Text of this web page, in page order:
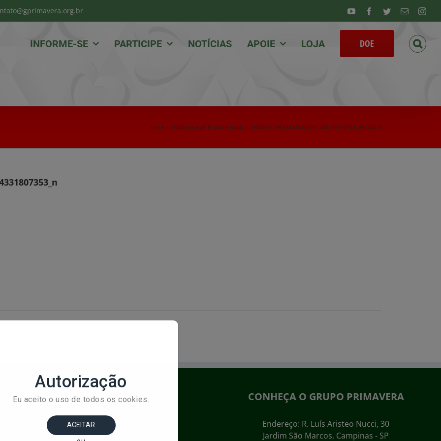
YoutubeFacebook
TwitterEmail
INFORME-SE PARTICIPE NOTÍCIAS APOIE LOJA DOE
Home / O Romance de Tristão e Isolda / 1896871_946978505374349_3881789734331807353_n
CONHEÇA O GRUPO PRIMAVERA
Endereço: R. Luís Aristeo Nucci, 30
Jardim São Marcos, Campinas - SP